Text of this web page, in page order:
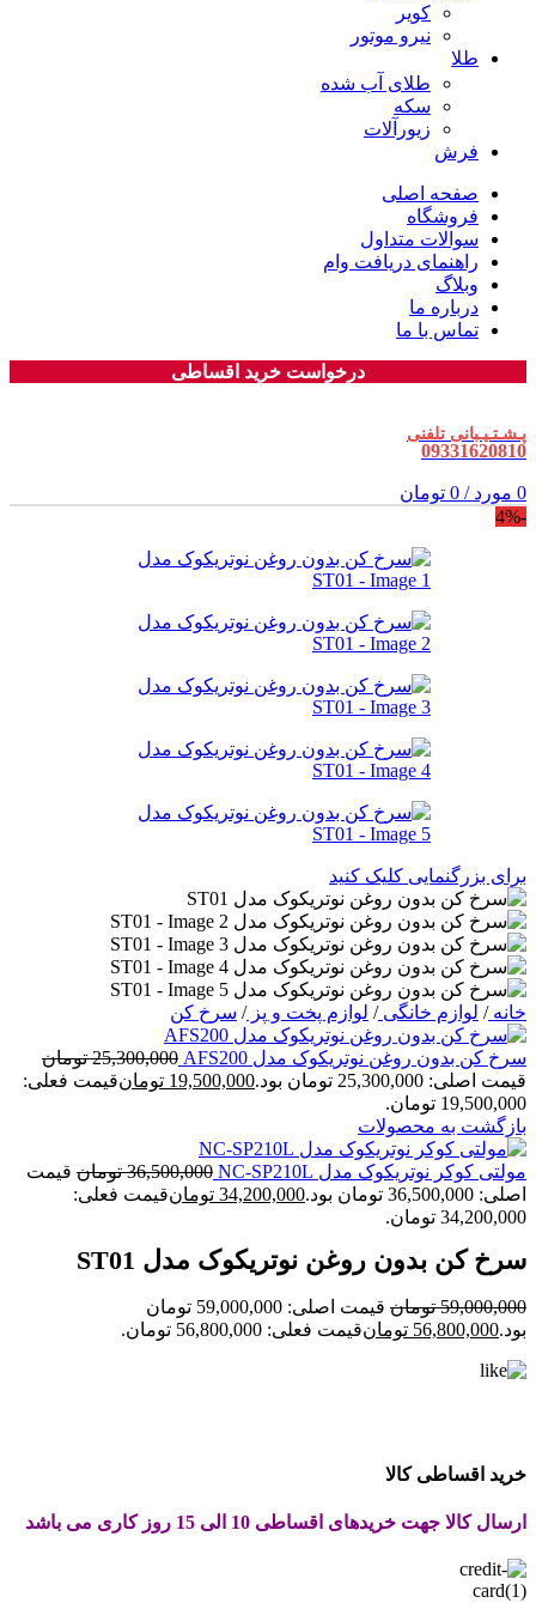
کویر
نیرو موتور
طلا
طلای آب شده
سکه
زیورآلات
فرش
صفحه اصلی
فروشگاه
سوالات متداول
راهنمای دریافت وام
وبلاگ
درباره ما
تماس با ما
درخواست خرید اقساطی
پـشـتـیـبانی تلفنی
09331620810
0 مورد /
0 تومان
-4%
برای بزرگنمایی کلیک کنید
خانه/ لوازم خانگی/ لوازم پخت و پز/ سرخ کن
سرخ کن بدون روغن نوتریکوک مدل AFS200 25,300,000 تومان
قیمت اصلی: 25,300,000 تومان بود.
19,500,000 تومانقیمت فعلی:
19,500,000 تومان.
بازگشت به محصولات
مولتی کوکر نوتریکوک مدل NC-SP210L 36,500,000 تومان قیمت
اصلی: 36,500,000 تومان بود.
34,200,000 تومانقیمت فعلی:
34,200,000 تومان.
سرخ کن بدون روغن نوتریکوک مدل ST01
59,000,000 تومان
قیمت اصلی: 59,000,000 تومان
بود.56,800,000 تومانقیمت فعلی: 56,800,000 تومان.
خرید اقساطی کالا
ارسال کالا جهت خریدهای اقساطی 10 الی 15 روز کاری می باشد